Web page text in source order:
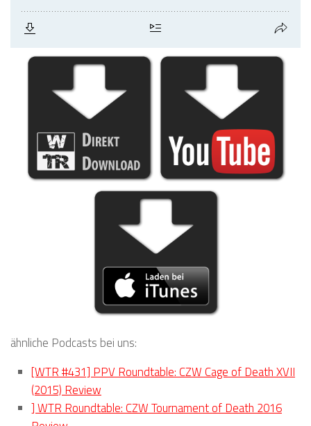
ähnliche Podcasts bei uns:
[WTR #431] PPV Roundtable: CZW Cage of Death XVII
(2015) Review
] WTR Roundtable: CZW Tournament of Death 2016